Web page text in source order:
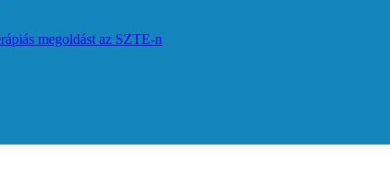
megoldást az SZTE-n